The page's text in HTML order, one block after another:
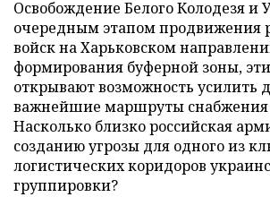
Освобождение Белого Колодезя и
очередным этапом продвижения
войск на Харьковском
формирования буферной зоны,
открывают возможность усилить
важнейшие маршруты снабжения
Насколько близко российская
созданию угрозы для одного из
логистических коридоров
группировки?